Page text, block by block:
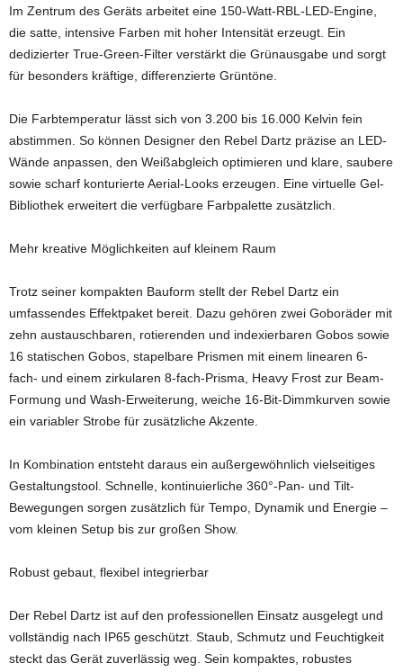
Im Zentrum des Geräts arbeitet eine 150-Watt-RBL-LED-Engine,
die satte, intensive Farben mit hoher Intensität erzeugt. Ein
dedizierter True-Green-Filter verstärkt die Grünausgabe und sorgt
für besonders kräftige, differenzierte Grüntöne.
Die Farbtemperatur lässt sich von 3.200 bis 16.000 Kelvin fein
abstimmen. So können Designer den Rebel Dartz präzise an LED-
Wände anpassen, den Weißabgleich optimieren und klare, saubere
sowie scharf konturierte Aerial-Looks erzeugen. Eine virtuelle Gel-
Bibliothek erweitert die verfügbare Farbpalette zusätzlich.
Mehr kreative Möglichkeiten auf kleinem Raum
Trotz seiner kompakten Bauform stellt der Rebel Dartz ein
umfassendes Effektpaket bereit. Dazu gehören zwei Goboräder mit
zehn austauschbaren, rotierenden und indexierbaren Gobos sowie
16 statischen Gobos, stapelbare Prismen mit einem linearen 6-
fach- und einem zirkularen 8-fach-Prisma, Heavy Frost zur Beam-
Formung und Wash-Erweiterung, weiche 16-Bit-Dimmkurven sowie
ein variabler Strobe für zusätzliche Akzente.
In Kombination entsteht daraus ein außergewöhnlich vielseitiges
Gestaltungstool. Schnelle, kontinuierliche 360°-Pan- und Tilt-
Bewegungen sorgen zusätzlich für Tempo, Dynamik und Energie –
vom kleinen Setup bis zur großen Show.
Robust gebaut, flexibel integrierbar
Der Rebel Dartz ist auf den professionellen Einsatz ausgelegt und
vollständig nach IP65 geschützt. Staub, Schmutz und Feuchtigkeit
steckt das Gerät zuverlässig weg. Sein kompaktes, robustes